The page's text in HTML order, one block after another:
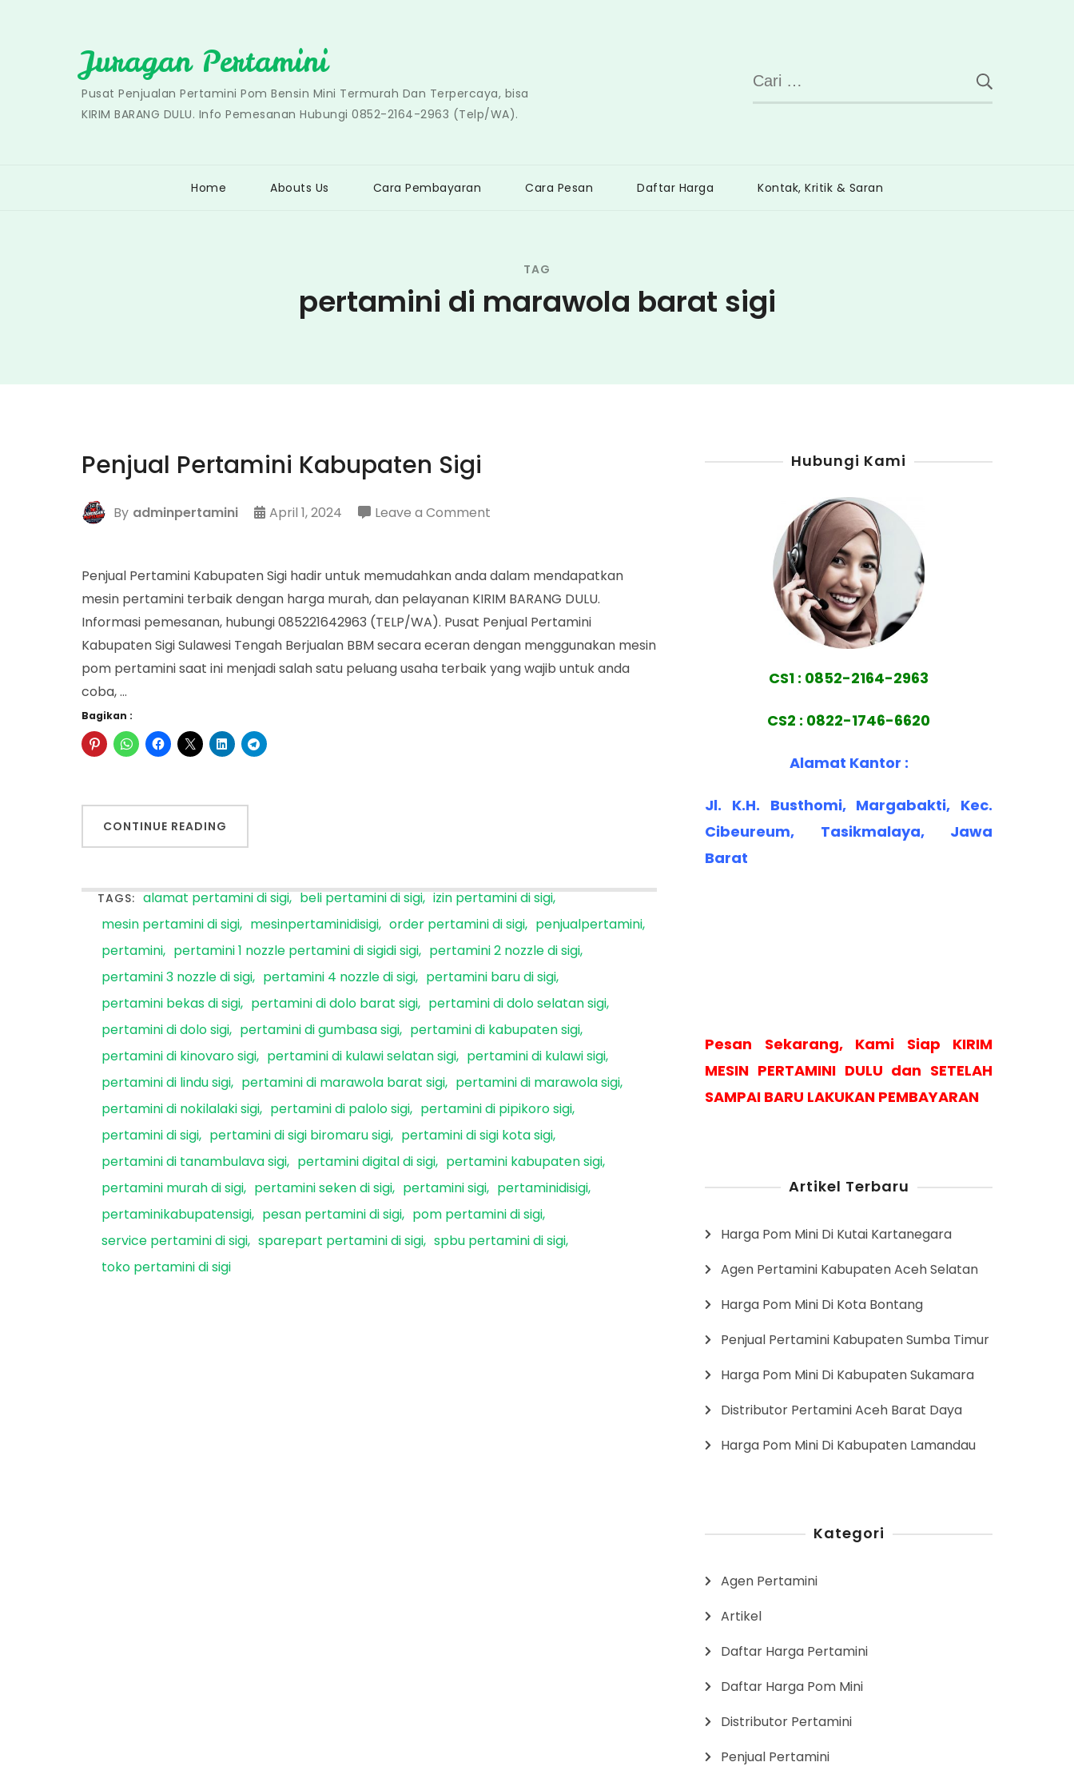
Juragan Pertamini
Pusat Penjualan Pertamini Pom Bensin Mini Termurah Dan Terpercaya, bisa
KIRIM BARANG DULU. Info Pemesanan Hubungi 0852-2164-2963 (Telp/WA).
Cari
untuk:
Home Abouts Us Cara Pembayaran Cara Pesan Daftar Harga Kontak, Kritik & Saran
TAG
pertamini di marawola barat sigi
Penjual Pertamini Kabupaten Sigi
By adminpertamini April 1, 2024 Leave a Commenton
Kabupaten
Sigi
Penjual Pertamini Kabupaten Sigi hadir untuk memudahkan anda dalam mendapatkan
mesin pertamini terbaik dengan harga murah, dan pelayanan KIRIM BARANG DULU.
Informasi pemesanan, hubungi 085221642963 (TELP/WA). Pusat Penjual Pertamini
Kabupaten Sigi Sulawesi Tengah Berjualan BBM secara eceran dengan menggunakan mesin
pom pertamini saat ini menjadi salah satu peluang usaha terbaik yang wajib untuk anda
coba, …
Bagikan :
CONTINUE READING
TAGS: alamat pertamini di sigi beli pertamini di sigi izin pertamini di sigi
mesin pertamini di sigi
mesinpertaminidisigi order pertamini di sigi
penjualpertamini
pertamini
pertamini 1 nozzle pertamini di sigidi sigi
pertamini 2 nozzle di sigi
pertamini 3 nozzle di sigi
pertamini 4 nozzle di sigi
pertamini baru di sigi
pertamini bekas di sigi
pertamini di dolo barat sigi
pertamini di dolo selatan sigi
pertamini di dolo sigi
pertamini di gumbasa sigi
pertamini di kabupaten sigi
pertamini di kinovaro sigi
pertamini di kulawi selatan sigi
pertamini di kulawi sigi
pertamini di lindu sigi
pertamini di marawola barat sigi
pertamini di marawola sigi
pertamini di nokilalaki sigi
pertamini di palolo sigi
pertamini di pipikoro sigi
pertamini di sigi
pertamini di sigi biromaru sigi
pertamini di sigi kota sigi
pertamini di tanambulava sigi
pertamini digital di sigi
pertamini kabupaten sigi
pertamini murah di sigi
pertamini seken di sigi pertamini sigi
pertaminidisigi
pertaminikabupatensigi
pesan pertamini di sigi
pom pertamini di sigi
service pertamini di sigi sparepart pertamini di sigi spbu pertamini di sigi
toko pertamini di sigi
Hubungi Kami
CS1 : 0852-2164-2963
CS2 : 0822-1746-6620
Alamat Kantor :
Jl. K.H. Busthomi, Margabakti, Kec.
Cibeureum, Tasikmalaya, Jawa
Barat
Pesan Sekarang, Kami Siap KIRIM
MESIN PERTAMINI DULU dan SETELAH
SAMPAI BARU LAKUKAN PEMBAYARAN
Artikel Terbaru
Harga Pom Mini Di Kutai Kartanegara
Agen Pertamini Kabupaten Aceh Selatan
Harga Pom Mini Di Kota Bontang
Penjual Pertamini Kabupaten Sumba Timur
Harga Pom Mini Di Kabupaten Sukamara
Distributor Pertamini Aceh Barat Daya
Harga Pom Mini Di Kabupaten Lamandau
Kategori
Agen Pertamini
Artikel
Daftar Harga Pertamini
Daftar Harga Pom Mini
Distributor Pertamini
Penjual Pertamini